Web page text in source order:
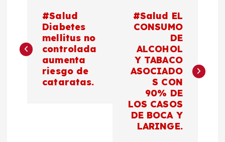
v
#Salud
Diabetes
mellitus no
controlada
aumenta
riesgo de
cataratas.
#Salud EL
CONSUMO
DE
ALCOHOL
Y TABACO
ASOCIADO
S CON
90% DE
LOS CASOS
DE BOCA Y
LARINGE.